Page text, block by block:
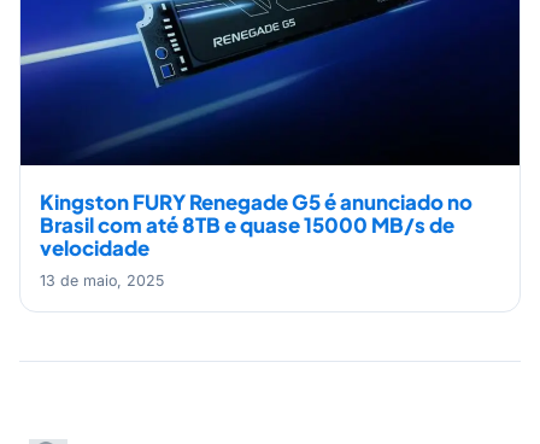
Kingston FURY Renegade G5 é anunciado no
Brasil com até 8TB e quase 15000 MB/s de
velocidade
13 de maio, 2025